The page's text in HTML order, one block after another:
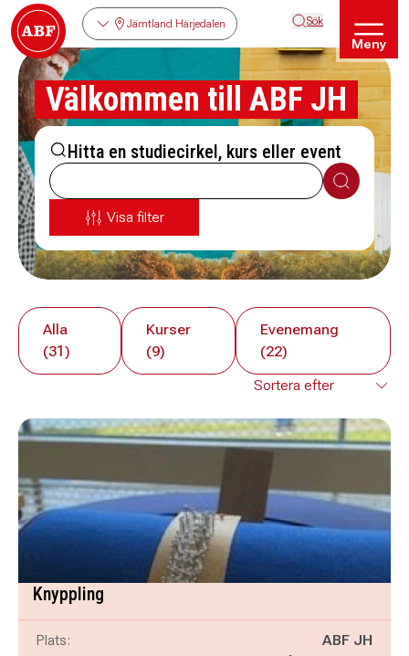
Jämtland Härjedalen Sök
Meny
Välkommen till ABF JH
Hitta en studiecirkel, kurs eller event
Sök
Visa filter
Alla
(31)
Kurser
(9)
Evenemang
(22)
Knyppling
Plats:
ABF JH